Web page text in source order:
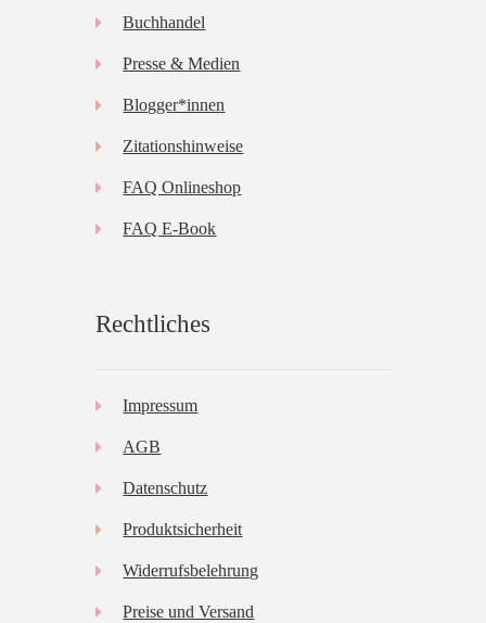
Buchhandel
Presse & Medien
Blogger*innen
Zitationshinweise
FAQ Onlineshop
FAQ E-Book
Rechtliches
Impressum
AGB
Datenschutz
Produktsicherheit
Widerrufsbelehrung
Preise und Versand